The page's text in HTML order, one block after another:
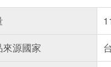
來源國家